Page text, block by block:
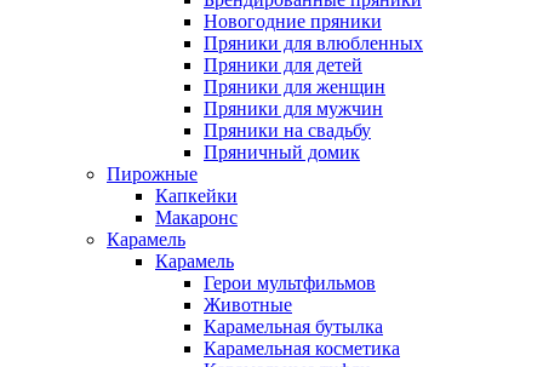
Новогодние пряники
Пряники для влюбленных
Пряники для детей
Пряники для женщин
Пряники для мужчин
Пряники на свадьбу
Пряничный домик
Пирожные
Капкейки
Макаронс
Карамель
Карамель
Герои мультфильмов
Животные
Карамельная бутылка
Карамельная косметика